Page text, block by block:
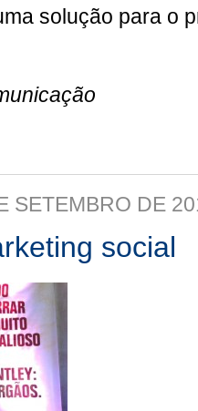
solução para o
SETEMBRO DE
social